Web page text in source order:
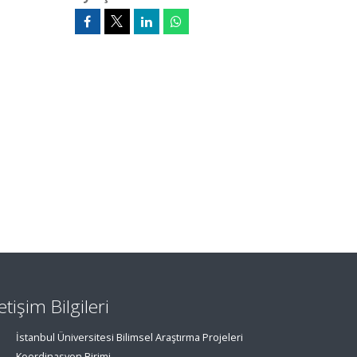
Bilgileri
İstanbul Üniversitesi Bilimsel Araştırma Projeleri